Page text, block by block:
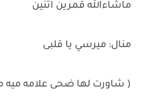
ماشاءالله قمرين اتنين
منال: ميرسي يا قلبى
( شاورت لها ضحى علامه ميه